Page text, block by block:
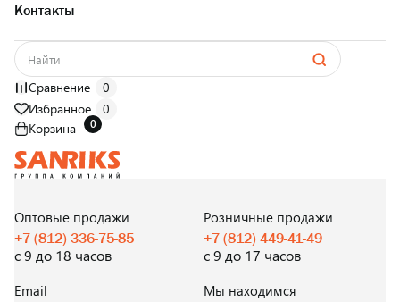
Контакты
Сравнение
0
Избранное
0
Корзина
0
И В РОЗНИЦУ
Оптовые продажи
+7 (812) 336-75-85
с 9 до 18 часов
Розничные продажи
+7 (812) 449-41-49
с 9 до 17 часов
Email Мы находимся